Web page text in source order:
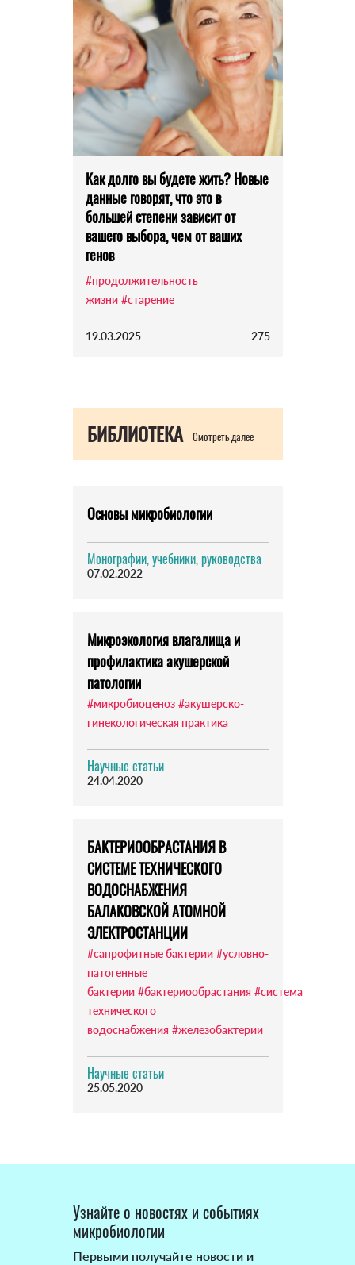
Как долго вы будете жить? Новые
данные говорят, что это в
большей степени зависит от
вашего выбора, чем от ваших
генов
#продолжительность
жизни #старение
19.03.2025 275
БИБЛИОТЕКА Смотреть далее
Основы микробиологии
Монографии, учебники, руководства
07.02.2022
Микроэкология влагалища и
профилактика акушерской
патологии
#микробиоценоз #акушерско-
гинекологическая практика
Научные статьи
24.04.2020
БАКТЕРИООБРАСТАНИЯ В
СИСТЕМЕ ТЕХНИЧЕСКОГО
ВОДОСНАБЖЕНИЯ
БАЛАКОВСКОЙ АТОМНОЙ
ЭЛЕКТРОСТАНЦИИ
#сапрофитные бактерии #условно-
патогенные
бактерии #бактериообрастания #система
технического
водоснабжения #железобактерии
Научные статьи
25.05.2020
Узнайте о новостях и событиях
микробиологии
Первыми получайте новости и